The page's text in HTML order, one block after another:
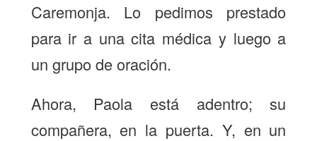
Caremonja. Lo pedimos prestado
para ir a una cita médica y luego a
un grupo de oración.
Ahora, Paola está adentro; su
compañera, en la puerta. Y, en un